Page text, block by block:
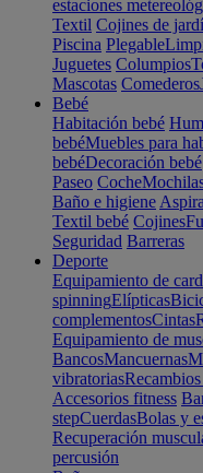
estaciones
Textil Cojines de
Piscina Plegable
Juguetes Columpios
Mascotas Comederos
Bebé
Habitación bebé
bebéMuebles para
bebéDecoración bebé
Paseo Coche
Baño e higiene
Textil bebé Cojines
Seguridad Barreras
Deporte
Equipamiento de
spinningElípticas
complementosCintas
Equipamiento de
BancosMancuernas
vibratorias
Accesorios fitness
stepCuerdasBolas y
Recuperación
percusión